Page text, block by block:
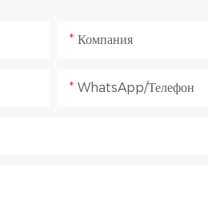
Компания
WhatsApp/Телефон